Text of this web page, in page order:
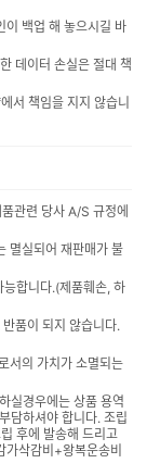
이 백업 해 놓으시길 바
데이터 손실은 절대 책
서 책임을 지지 않습니
관련 당사 A/S 규정에
멸실되어 재판매가 불
합니다.(제품훼손, 하
품이 되지 않습니다.
서의 가치가 소멸되는
실경우에는 상품 용역
담하셔야 합니다. 조립
후에 발송해 드리고
가삭감비+왕복운송비